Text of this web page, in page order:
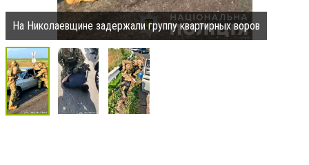
На Николаевщине задержали группу квартирных воров